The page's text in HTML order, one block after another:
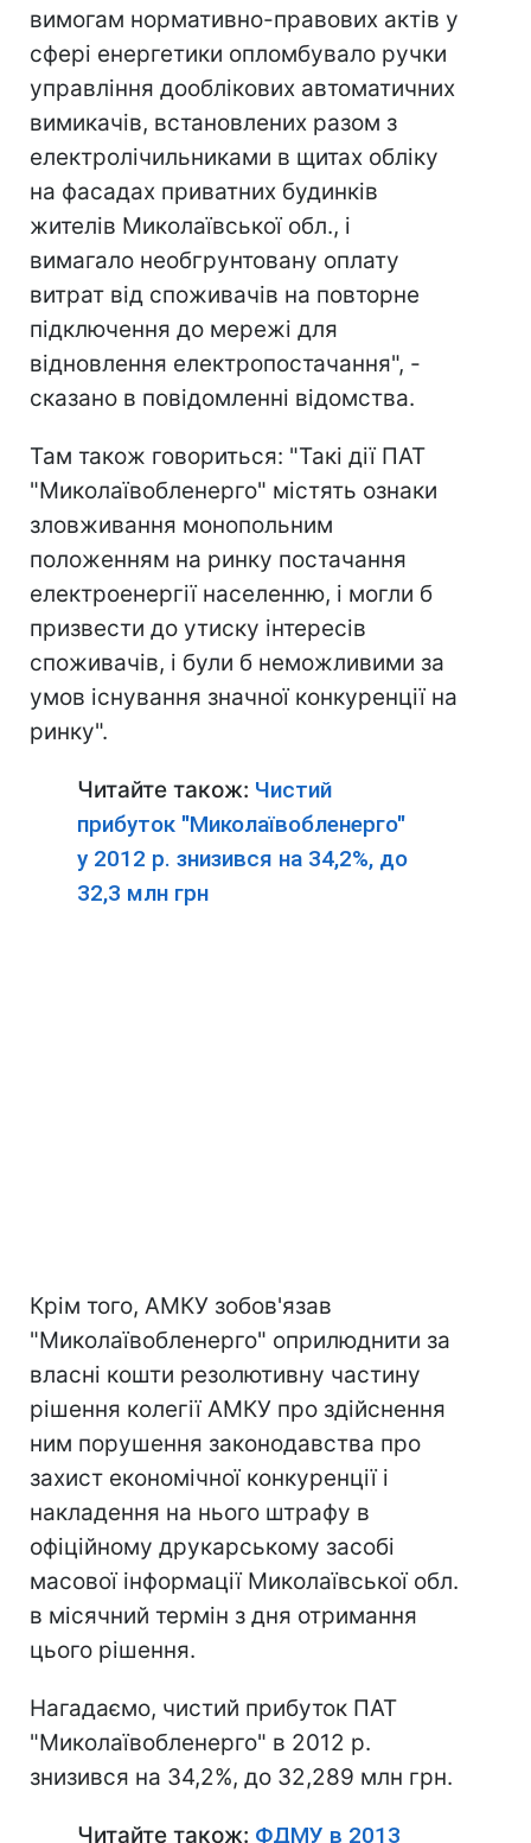
вимогам нормативно-правових актів у
сфері енергетики опломбувало ручки
управління дооблікових автоматичних
вимикачів, встановлених разом з
електролічильниками в щитах обліку
на фасадах приватних будинків
жителів Миколаївської обл., і
вимагало необгрунтовану оплату
витрат від споживачів на повторне
підключення до мережі для
відновлення електропостачання", -
сказано в повідомленні відомства.
Там також говориться: "Такі дії ПАТ
"Миколаївобленерго" містять ознаки
зловживання монопольним
положенням на ринку постачання
електроенергії населенню, і могли б
призвести до утиску інтересів
споживачів, і були б неможливими за
умов існування значної конкуренції на
ринку".
Читайте також: Чистий
прибуток "Миколаївобленерго"
у 2012 р. знизився на 34,2%, до
32,3 млн грн
Крім того, АМКУ зобов'язав
"Миколаївобленерго" оприлюднити за
власні кошти резолютивну частину
рішення колегії АМКУ про здійснення
ним порушення законодавства про
захист економічної конкуренції і
накладення на нього штрафу в
офіційному друкарському засобі
масової інформації Миколаївської обл.
в місячний термін з дня отримання
цього рішення.
Нагадаємо, чистий прибуток ПАТ
"Миколаївобленерго" в 2012 р.
знизився на 34,2%, до 32,289 млн грн.
Читайте також: ФДМУ в 2013